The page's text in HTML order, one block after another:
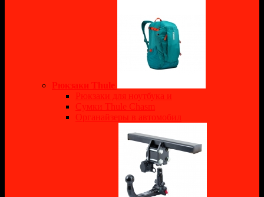
Рюкзаки Thule
Рюкзаки для ноутбука и
Сумки Thule Chasm
Органайзеры в автомобил